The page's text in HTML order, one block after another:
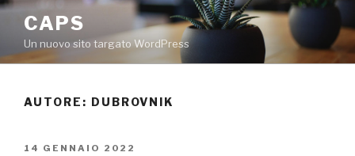
Salta
contenuto
CAPS
Un nuovo sito targato WordPress
AUTORE: DUBROVNIK
PUBBLICATO
14 GENNAIO 2022